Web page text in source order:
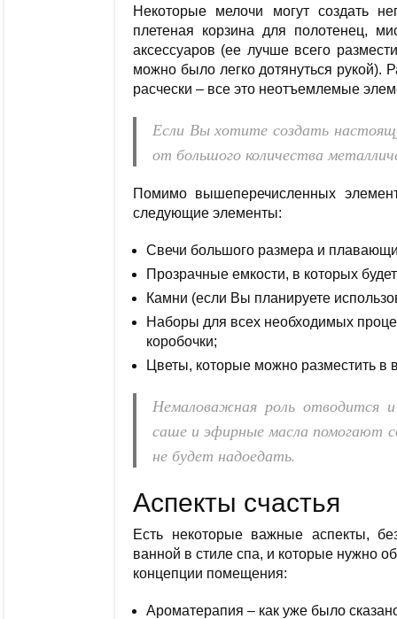
Некоторые мелочи могут создать
плетеная корзина для полотенец,
аксессуаров (ее лучше всего
можно было легко дотянуться
расчески – все это неотъемлемые
Если Вы хотите создать
от большого количества
Помимо вышеперечисленных
следующие элементы:
Свечи большого размера и
Прозрачные емкости, в которых
Камни (если Вы планируете
Наборы для всех необходимых
коробочки;
Цветы, которые можно разместить в
Немаловажная роль отводится
саше и эфирные масла помогают
не будет надоедать.
Аспекты счастья
Есть некоторые важные аспекты,
ванной в стиле спа, и которые нужно
концепции помещения:
Ароматерапия – как уже было